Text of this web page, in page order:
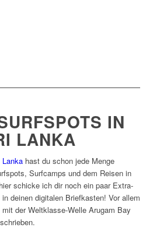
IN
LANKA
hast du schon jede Menge
Surfcamps und dem Reisen in
schicke ich dir noch ein paar Extra-
deinen digitalen Briefkasten! Vor allem
der Weltklasse-Welle Arugam Bay